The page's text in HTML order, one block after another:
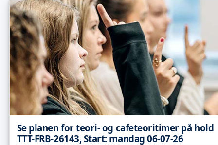
Se planen for teori- og cafeteoritimer på hold
TTT-FRB-26143, Start: mandag 06-07-26